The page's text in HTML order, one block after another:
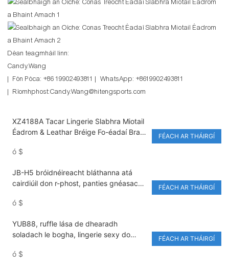
Déan teagmháil linn:
Candy.Wang
| Fón Póca: +86 19902493811 | WhatsApp: +8619902493811
| Ríomhphost:Candy.Wang@hitengsports.com
XZ4188A Tacar Lingerie Slabhra Miotail
Éadrom & Leathar Bréige Fo-éadaí Bra
Éadaí Club & Oíche Dáta
ó $
FÉACH AR THÁIRGÍ
JB-H5 bróidnéireacht bláthanna atá
cairdiúil don r-phost, panties gnéasacha
éadaí breathable
ó $
FÉACH AR THÁIRGÍ
YUB88, ruffle lása de dhearadh
soladach le bogha, lingerie sexy do
ardchaighdeáin
ó $
FÉACH AR THÁIRGÍ